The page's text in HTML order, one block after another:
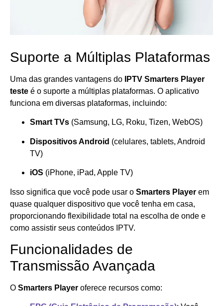
Suporte a Múltiplas Plataformas
Uma das grandes vantagens do
IPTV Smarters Player
teste é o suporte a múltiplas plataformas. O aplicativo
funciona em diversas plataformas, incluindo:
Smart TVs (Samsung, LG, Roku, Tizen, WebOS)
Dispositivos Android (celulares, tablets, Android
TV)
iOS (iPhone, iPad, Apple TV)
Isso significa que você pode usar o Smarters Player em
quase qualquer dispositivo que você tenha em casa,
proporcionando flexibilidade total na escolha de onde e
como assistir seus conteúdos IPTV.
Funcionalidades de
Transmissão Avançada
O Smarters Player oferece recursos como: